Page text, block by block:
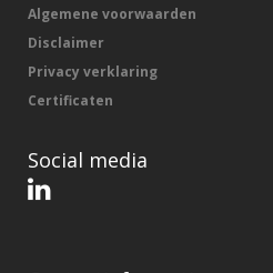
Algemene voorwaarden
Disclaimer
Privacy verklaring
Certificaten
Social media